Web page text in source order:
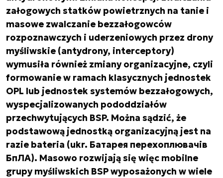
załogowych statków powietrznych na tanie i
masowe zwalczanie bezzałogowców
rozpoznawczych i uderzeniowych przez drony
myśliwskie (antydrony, interceptory)
wymusiła również zmiany organizacyjne, czyli
formowanie w ramach klasycznych jednostek
OPL lub jednostek systemów bezzałogowych,
wyspecjalizowanych pododdziałów
przechwytujących BSP. Można sądzić, że
podstawową jednostką organizacyjną jest na
razie bateria (ukr. Батарея перехоплювачів
БпЛА). Masowo rozwijają się więc mobilne
grupy myśliwskich BSP wyposażonych w wiele